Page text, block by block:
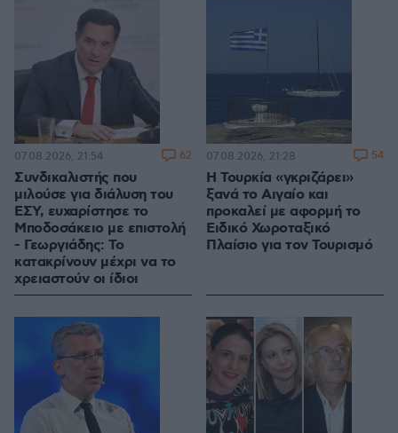
Συνδικαλιστής που
μιλούσε για διάλυση του
ΕΣΥ, ευχαρίστησε το
Μποδοσάκειο με επιστολή
- Γεωργιάδης: Το
κατακρίνουν μέχρι να το
χρειαστούν οι ίδιοι
07.08.2026, 21:54 62
Η Τουρκία «γκριζάρει»
ξανά το Αιγαίο και
προκαλεί με αφορμή το
Ειδικό Χωροταξικό
Πλαίσιο για τον Τουρισμό
07.08.2026, 21:28 54